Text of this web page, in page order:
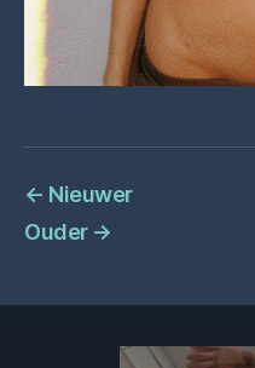
← Nieuwer
Ouder →